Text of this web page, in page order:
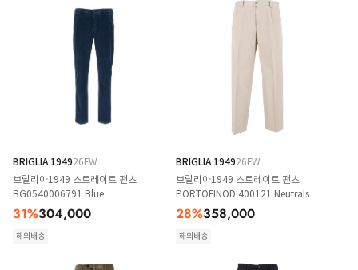
BRIGLIA 194926FW
브릴리아1949 스트레이트 팬츠
BG0540006791 Blue
31%304,000
해외배송
BRIGLIA 194926FW
브릴리아1949 스트레이트 팬츠
PORTOFINOD 400121 Neutrals
28%358,000
해외배송